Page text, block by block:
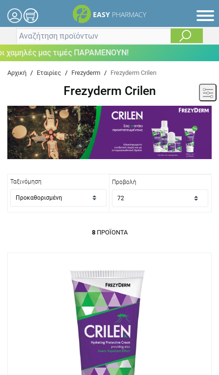
EASY PHARMACY
μας τιμές ΠΑΡΑΜΕΝΟΥΝ!
Αρχική / Εταιρίες / Frezyderm / Frezyderm Crilen
Frezyderm Crilen
Ταξινόμηση Προβολή
8ΠΡΟΪΌΝΤΑ